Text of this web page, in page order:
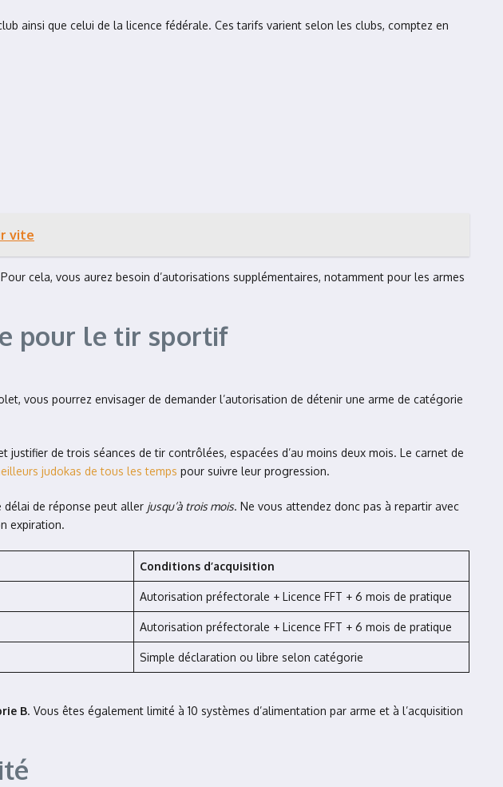
ainsi que celui de la licence fédérale. Ces tarifs varient selon les clubs, comptez en
vite
cela, vous aurez besoin d’autorisations supplémentaires, notamment pour les armes
pour le tir sportif
vous pourrez envisager de demander l’autorisation de détenir une arme de catégorie
justifier de trois séances de tir contrôlées, espacées d’au moins deux mois. Le carnet de
judokas de tous les temps pour suivre leur progression.
délai de réponse peut aller jusqu’à trois mois. Ne vous attendez donc pas à repartir avec
expiration.
Conditions d’acquisition
Autorisation préfectorale + Licence FFT + 6 mois de pratique
Autorisation préfectorale + Licence FFT + 6 mois de pratique
Simple déclaration ou libre selon catégorie
B. Vous êtes également limité à 10 systèmes d’alimentation par arme et à l’acquisition